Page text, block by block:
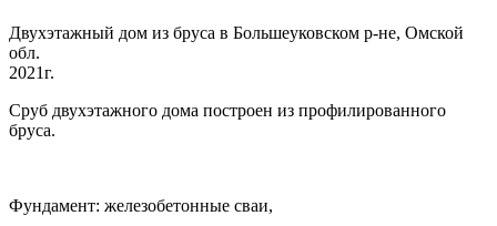
Двухэтажный дом из бруса в Большеуковском р-не, Омской
обл.
2021г.
Сруб двухэтажного дома построен из профилированного
бруса.
Фундамент: железобетонные сваи,